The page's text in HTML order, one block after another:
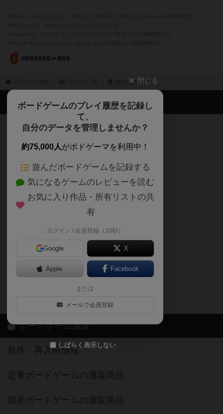
REIN_GAME閉じる
ボードゲームのプレイ履歴を記録し
て、
自分のデータを管理しませんか？
約75,000人がボドゲーマを利用中！
遊んだボードゲームを記録する
気になるゲームのレビューを読む
お気に入り作品・所有リストの共
有
ログイン / 会員登録（10秒）
Google X
Apple Facebook
または
メールで会員登録
しばらく表示しない
ボドゲーマTOP
ボードゲームを検索する
ボードゲームの新着レビュー
ボードゲーム会情報
メカニクス特集
掲示板・トピックス
ボドとも・会員一覧
ボードゲーム業界コラム
ボドゲーマご利用案内
ボードゲーム通販
新作・再入荷情報
定番ボードゲームの通販商品
国産ボードゲームの通販商品